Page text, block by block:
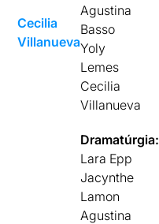
Cecilia
Villanueva
Agustina
Basso
Yoly
Lemes
Cecilia
Villanueva
Dramatúrgia:
Lara Epp
Jacynthe
Lamon
Agustina